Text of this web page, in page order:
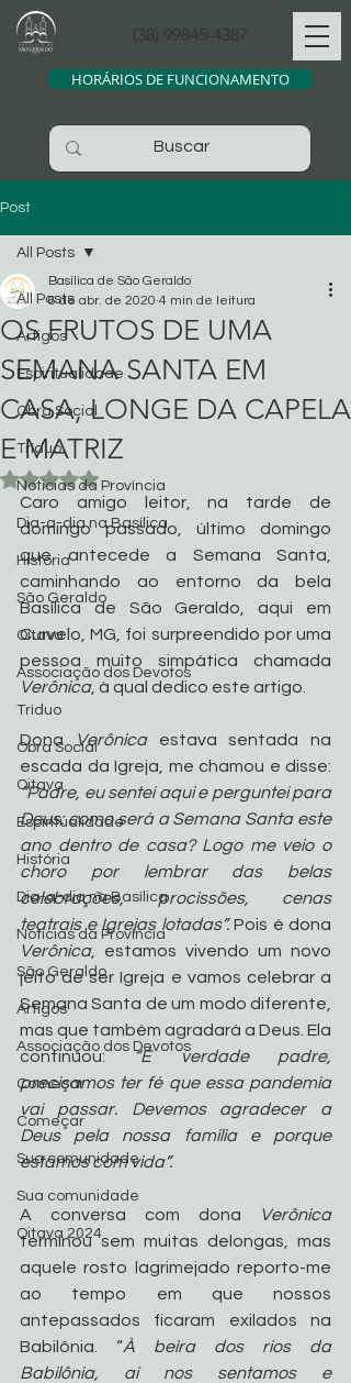
(38) 99845-4387
HORÁRIOS DE FUNCIONAMENTO
Post
All Posts
Artigos
Espiritualidade
Obra Social
Tríduo
Noticias da Província
Dia-a-dia na Basílica
História
São Geraldo
Oitava
Associação dos Devotos
Tríduo
Obra Social
Oitava
Espiritualidade
História
Dia-a-dia na Basílica
Noticias da Província
São Geraldo
Artigos
Associação dos Devotos
Começar
Começar
Sua comunidade
Sua comunidade
Oitava 2024
All Posts
OS FRUTOS DE UMA
SEMANA SANTA EM
CASA, LONGE DA CAPELA
E MATRIZ
Basílica de São Geraldo
6 de abr. de 2020 4 min de leitura
Avaliado com NaN de 5 estrelas.
Caro amigo leitor, na tarde de
domingo passado, último domingo
que antecede a Semana Santa,
caminhando ao entorno da bela
Basílica de São Geraldo, aqui em
Curvelo, MG, foi surpreendido por uma
Verônica, à qual dedico este artigo.
Dona Verônica estava sentada na
“Padre, eu sentei aqui e perguntei para
Deus: como será a Semana Santa este
ano dentro de casa? Logo me veio o
choro por lembrar das belas
celebrações, procissões, cenas
teatrais e Igrejas lotadas”.
Verônica, estamos vivendo um novo
jeito de ser Igreja e vamos celebrar a
Semana Santa de um modo diferente,
mas que também agradará a Deus. Ela
continuou: “É verdade padre,
precisamos ter fé que essa pandemia
vai passar. Devemos agradecer a
Deus pela nossa família e porque
estamos com vida”.
A conversa com dona
Verônica
terminou sem muitas delongas, mas
aquele rosto lagrimejado reporto-me
ao tempo em que nossos
antepassados ficaram exilados na
Babilônia. “À beira dos rios da
Babilônia, aí nos sentamos e